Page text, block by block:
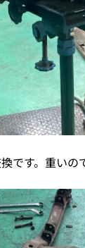
です。重いの